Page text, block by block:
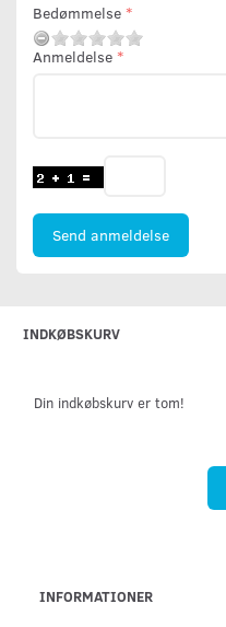
Bedømmelse
Anmeldelse
Send anmeldelse
INDKØBSKURV
Din indkøbskurv er tom!
INFORMATIONER